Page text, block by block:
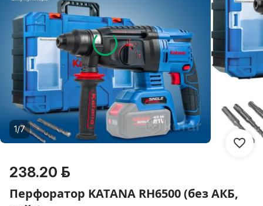
1/7
238.20 р.
Перфоратор KATANA RH6500 (без АКБ,